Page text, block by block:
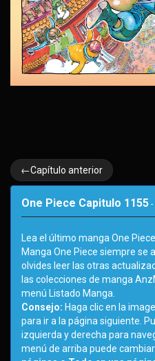
←Capítulo anterior
One Piece Capitulo 1155 -
Lea el último manga One
Manga One Piece siempre se
olvides leer las otras
las colecciones de manga
menú Listado Manga.
Consejo: Haga clic en la
para ir a la página siguiente.
izquierda y derecha para
menú de arriba puede cambiar